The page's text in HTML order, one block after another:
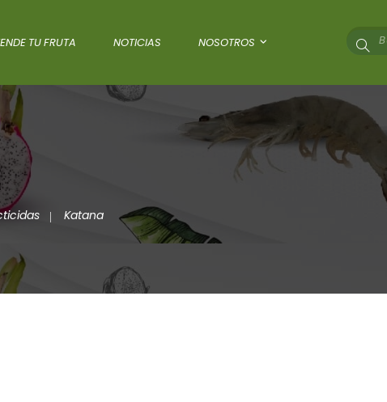
TU FRUTA NOTICIAS NOSOTROS
Katana